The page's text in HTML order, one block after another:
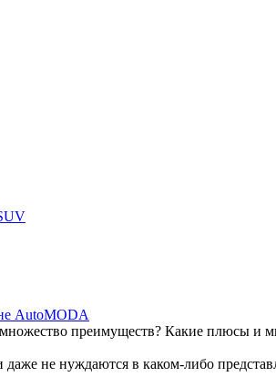
AutoMODA
преимуществ? Какие плюсы и
не нуждаются в каком-либо